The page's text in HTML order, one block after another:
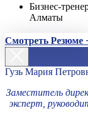
Бизнес-
Алматы
Смотреть Резюме
Гузь Мария
Заместитель
эксперт,